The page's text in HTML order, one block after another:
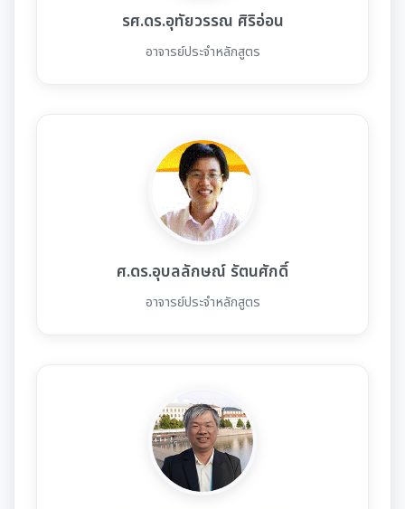
รศ.ดร.อุทัยวรรณ ศิริอ่อน
อาจารย์ประจำหลักสูตร
ศ.ดร.อุบลลักษณ์ รัตนศักดิ์
อาจารย์ประจำหลักสูตร